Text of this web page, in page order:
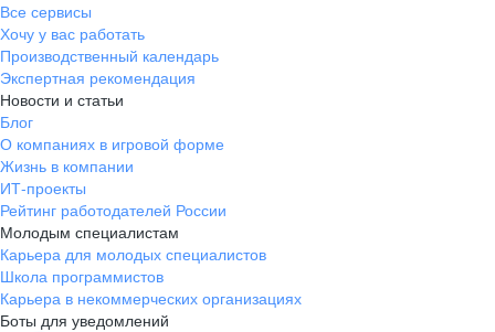
Все сервисы
Хочу у вас работать
Производственный календарь
Экспертная рекомендация
Новости и статьи
Блог
О компаниях в игровой форме
Жизнь в компании
ИТ-проекты
Рейтинг работодателей России
Молодым специалистам
Карьера для молодых специалистов
Школа программистов
Карьера в некоммерческих организациях
Боты для уведомлений